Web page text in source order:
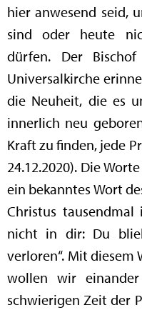
hier anwesend seid,
sind oder heute
dürfen. Der
Universalkirche
die Neuheit, die es
innerlich neu
Kraft zu finden, jede
24.12.2020). Die
ein bekanntes Wort
Christus
nicht in dir: Du
verloren“. Mit diesem
wollen wir
schwierigen Zeit der